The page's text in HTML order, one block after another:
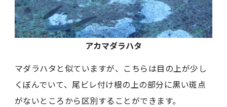
アカマダラハタ
マダラハタと似ていますが、こちらは目の上が少し
くぼんでいて、尾ビレ付け根の上の部分に黒い斑点
がないところから区別することができます。